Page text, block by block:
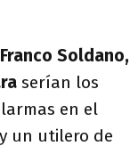
Soldano,
serían los
en el
un utilero de